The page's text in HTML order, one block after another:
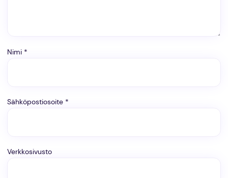
Nimi *
Sähköpostiosoite *
Verkkosivusto